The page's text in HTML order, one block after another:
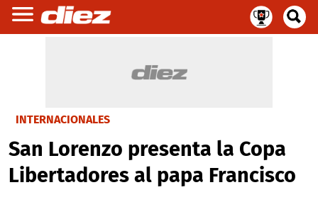
INTERNACIONALES
San Lorenzo presenta la Copa
Libertadores al papa Francisco